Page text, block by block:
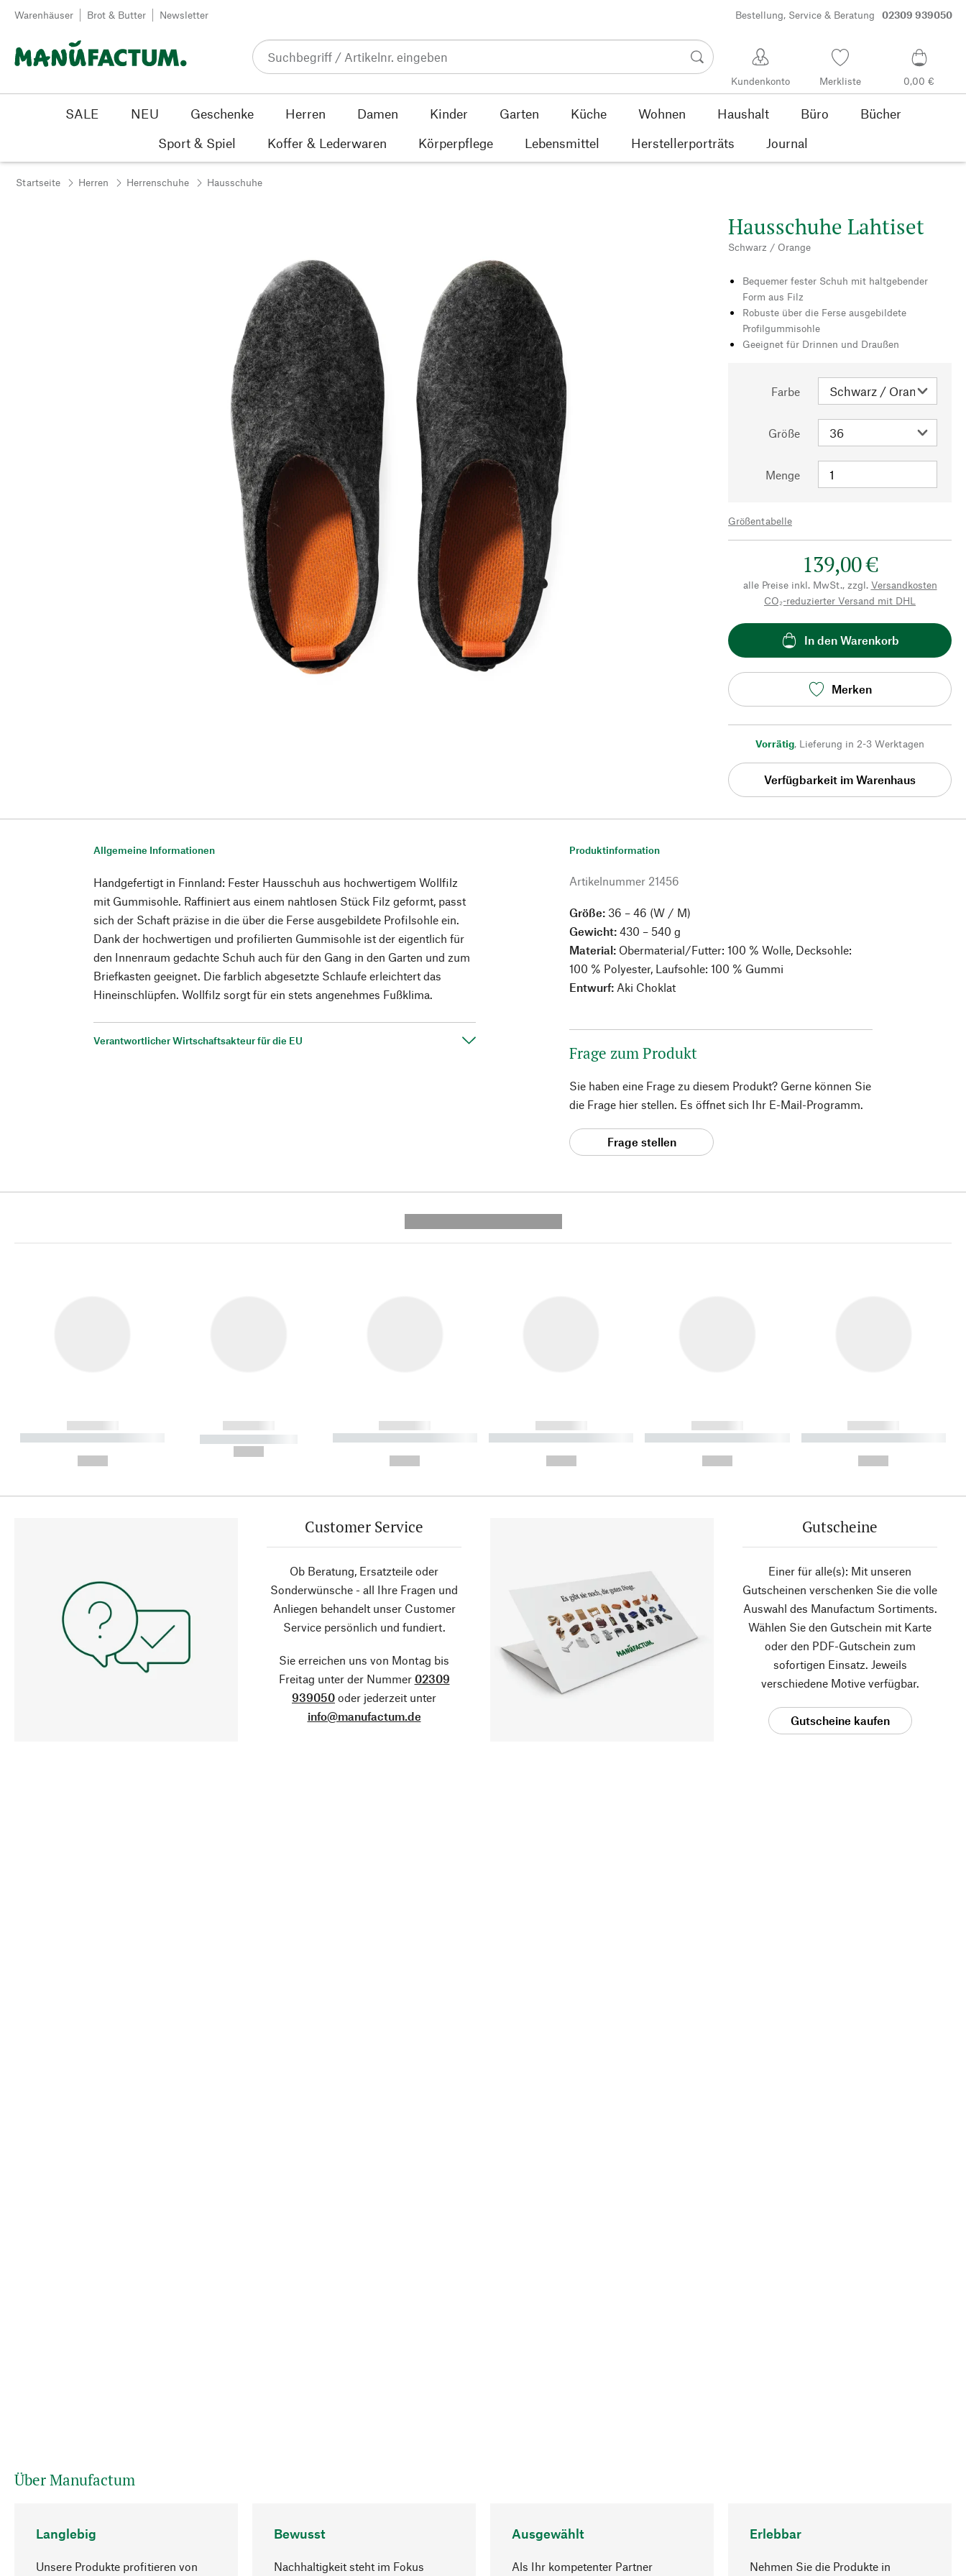
Zum Inhalt springen
Warenhäuser Brot & Butter Newsletter Bestellung, Service & Beratung 02309 939050
Kundenkonto Merkliste 0,00 €
SALE NEU Geschenke Herren Damen Kinder Garten Küche Wohnen Haushalt Büro
Bücher
Sport & Spiel
Koffer & Lederwaren Körperpflege Lebensmittel Herstellerporträts Journal
Startseite Herren Herrenschuhe Hausschuhe
Hausschuhe Lahtiset
Schwarz / Orange
Bequemer fester Schuh mit haltgebender
Form aus Filz
Robuste über die Ferse ausgebildete
Profilgummisohle
Geeignet für Drinnen und Draußen
Farbe
Größe
Menge
Größentabelle
139,00 €
alle Preise inkl. MwSt., zzgl. Versandkosten
CO₂-reduzierter Versand mit DHL
In den Warenkorb
Merken
Vorrätig, Lieferung in 2-3 Werktagen
Verfügbarkeit im Warenhaus
Allgemeine Informationen
Handgefertigt in Finnland: Fester Hausschuh aus hochwertigem Wollfilz
mit Gummisohle. Raffiniert aus einem nahtlosen Stück Filz geformt, passt
sich der Schaft präzise in die über die Ferse ausgebildete Profilsohle ein.
Dank der hochwertigen und profilierten Gummisohle ist der eigentlich für
den Innenraum gedachte Schuh auch für den Gang in den Garten und zum
Briefkasten geeignet. Die farblich abgesetzte Schlaufe erleichtert das
Hineinschlüpfen. Wollfilz sorgt für ein stets angenehmes Fußklima.
Verantwortlicher Wirtschaftsakteur für die EU
Produktinformation
Artikelnummer 21456
Größe: 36 – 46 (W / M)
Gewicht: 430 – 540 g
Material: Obermaterial/Futter: 100 % Wolle, Decksohle:
100 % Polyester, Laufsohle: 100 % Gummi
Entwurf: Aki Choklat
Frage zum Produkt
Sie haben eine Frage zu diesem Produkt? Gerne können Sie
die Frage hier stellen. Es öffnet sich Ihr E-Mail-Programm.
Frage stellen
------------
----------- ----------- ----------
------------
----------- -----------
------------
----------- ----------- ----------
------------
----------- ----------- ----------
------------
----------- ----------- ----------
------------
----------- ----------- ----------
Customer Service
Ob Beratung, Ersatzteile oder
Sonderwünsche - all Ihre Fragen und
Anliegen behandelt unser Customer
Service persönlich und fundiert.
Sie erreichen uns von Montag bis
Freitag unter der Nummer 02309
939050 oder jederzeit unter
info@manufactum.de
Gutscheine
Einer für alle(s): Mit unseren
Gutscheinen verschenken Sie die volle
Auswahl des Manufactum Sortiments.
Wählen Sie den Gutschein mit Karte
oder den PDF-Gutschein zum
sofortigen Einsatz. Jeweils
verschiedene Motive verfügbar.
Gutscheine kaufen
Über Manufactum
Langlebig
Unsere Produkte profitieren von
Bewusst
Nachhaltigkeit steht im Fokus
Ausgewählt
Als Ihr kompetenter Partner
Erlebbar
Nehmen Sie die Produkte in